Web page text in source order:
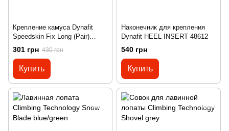
Крепление камуса Dynafit
Speedskin Fix Long (Pair)
черное
301 грн 430 грн
Купить
Наконечник для крепления
Dynafit HEEL INSERT 48612
540 грн
Купить